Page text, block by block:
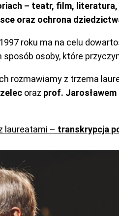
– teatr, film,
oraz ochrona
roku ma na celu
osoby, które
rozmawiamy z trzema
oraz prof. Jarosławem
laureatami – transkrypcja